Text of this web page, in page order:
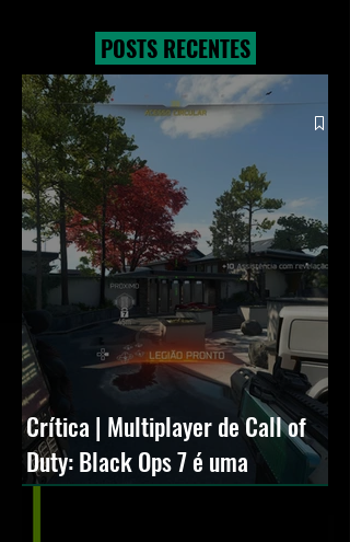
Game Ready Driver para
grandes lançamentos
POSTS RECENTES
Crítica | Multiplayer de Call of
Duty: Black Ops 7 é uma
experiência positiva, divertida e